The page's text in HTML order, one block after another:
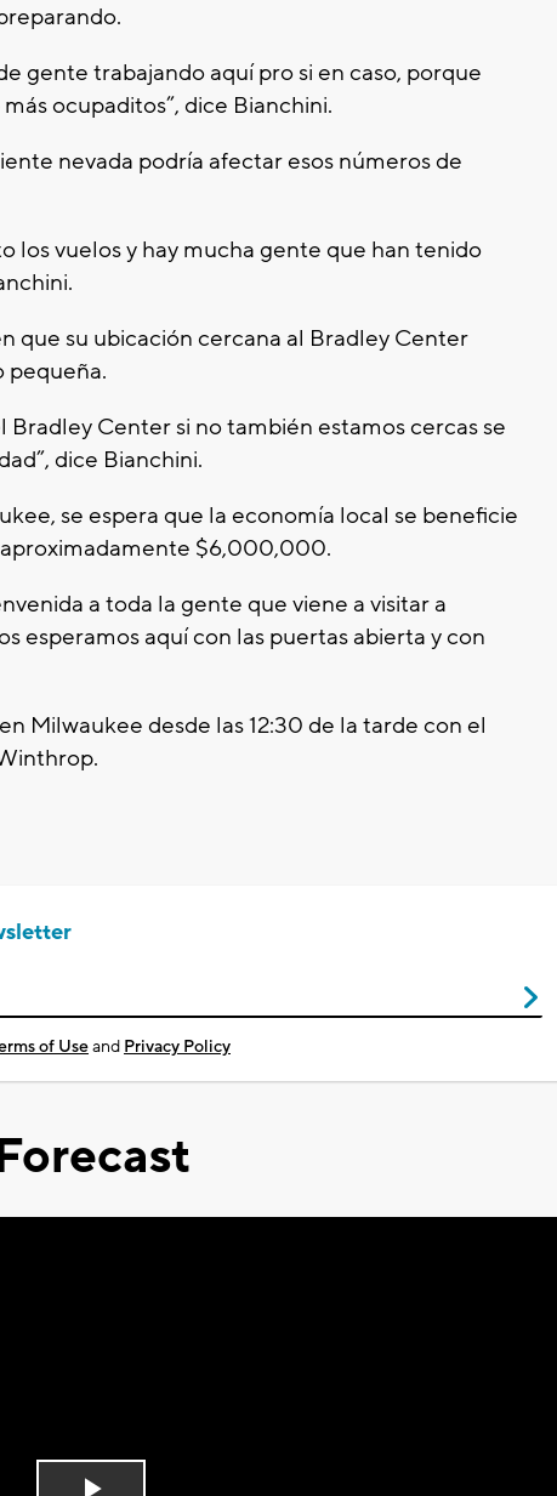
gente trabajando aquí pro si en caso, porque
ocupaditos”, dice Bianchini.
nevada podría afectar esos números de
los vuelos y hay mucha gente que han tenido
que su ubicación cercana al Bradley Center
pequeña.
Center si no también estamos cercas se
dice Bianchini.
se espera que la economía local se beneficie
$6,000,000.
a toda la gente que viene a visitar a
esperamos aquí con las puertas abierta y con
Milwaukee desde las 12:30 de la tarde con el
of Useand Privacy Policy